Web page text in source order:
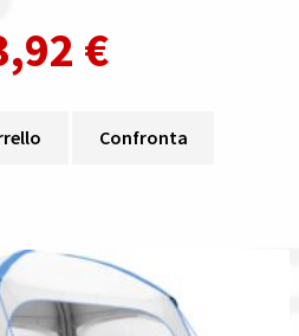
€
Confronta